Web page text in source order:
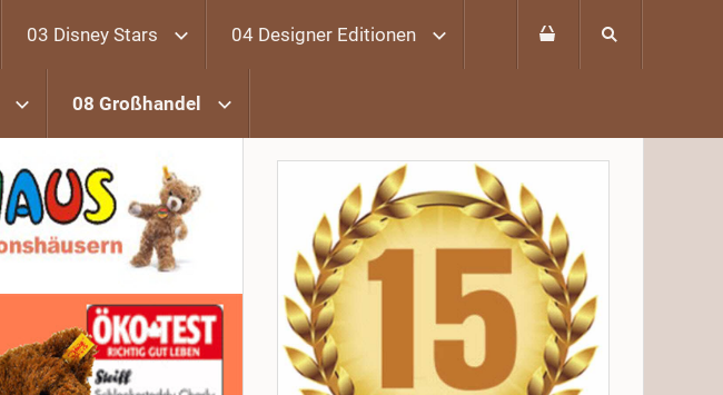
03 Disney Stars 04 Designer Editionen
08 Großhandel